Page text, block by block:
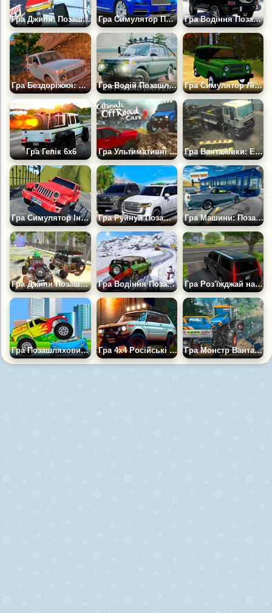
Гра Джипи: Позашляхові Монстри 3Д Гра Симулятор Позашляховика 4x4 Гра Водіння Позашляховиків 3Д
Гра Бездоріжжя: Симулятор Позашляховика 4x4 Гра Водій Позашляховика Гра Симулятор Лісового Позашляховика 4х4
Гра Гелік 6х6 Гра Ультимативні Позашляхові Автомобілі 2 Гра Вантажівки: Екстремальне Бездоріжжя 3
Гра Симулятор Індійського Позашляховика Гра Руйнуй Позашляховики Гра Машини: Позашляховик V6
Гра Джипи Позашляховики: Лісовий Чемпіонат Гра Водіння Позашляховика по Снігу 3D Гра Роз'їжджай на Кадилаку Ескалейд
Гра Позашляховик-руйнівник 2D Гра 4х4 Російські Позашляховики Гра Монстр Вантажівка: Гірський Позашляховик